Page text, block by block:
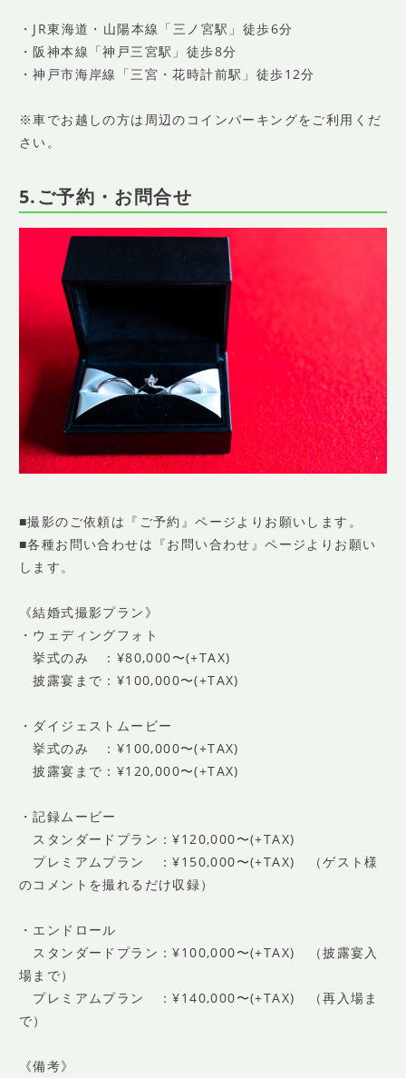
・JR東海道・山陽本線「三ノ宮駅」徒歩6分
・阪神本線「神戸三宮駅」徒歩8分
・神戸市海岸線「三宮・花時計前駅」徒歩12分
※車でお越しの方は周辺のコインパーキングをご利用くだ
さい。
5.ご予約・お問合せ
■撮影のご依頼は『ご予約』ページよりお願いします。
■各種お問い合わせは『お問い合わせ』ページよりお願い
します。
《結婚式撮影プラン》
・ウェディングフォト
挙式のみ ：¥80,000〜(+TAX)
披露宴まで：¥100,000〜(+TAX)
・ダイジェストムービー
挙式のみ ：¥100,000〜(+TAX)
披露宴まで：¥120,000〜(+TAX)
・記録ムービー
スタンダードプラン：¥120,000〜(+TAX)
プレミアムプラン ：¥150,000〜(+TAX) （ゲスト様
のコメントを撮れるだけ収録）
・エンドロール
スタンダードプラン：¥100,000〜(+TAX) （披露宴入
場まで）
プレミアムプラン ：¥140,000〜(+TAX) （再入場ま
で）
《備考》